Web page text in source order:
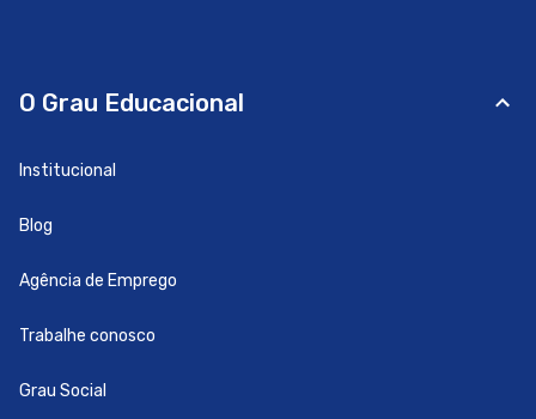
O Grau Educacional
Institucional
Blog
Agência de Emprego
Trabalhe conosco
Grau Social